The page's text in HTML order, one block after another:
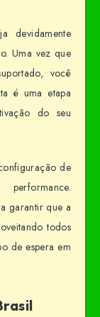
devidamente
Uma vez que
você
é uma etapa
do seu
de
garantir que a
todos
de espera em